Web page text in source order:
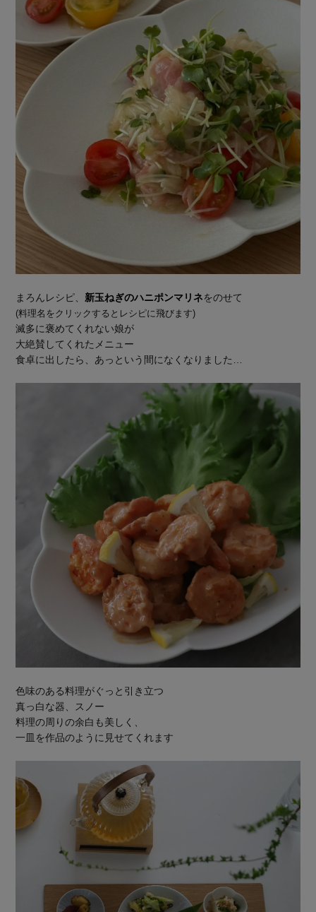
まろんレシピ、 新玉ねぎのハニポンマリネをのせて
(料理名をクリックするとレシピに飛びます)
滅多に褒めてくれない娘が
大絶賛してくれたメニュー
食卓に出したら、あっという間になくなりました…
色味のある料理がぐっと引き立つ
真っ白な器、スノー
料理の周りの余白も美しく、
一皿を作品のように見せてくれます